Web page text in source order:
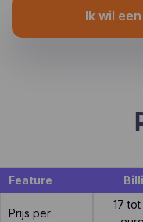
Ik wil
Feature
Prijs per
17